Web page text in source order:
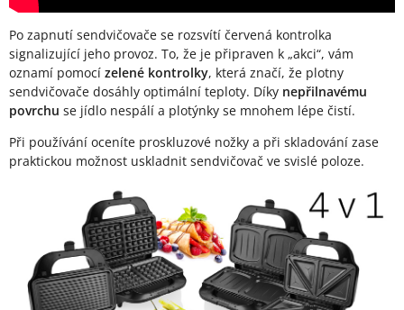
Po zapnutí sendvičovače se rozsvítí červená kontrolka
signalizující jeho provoz. To, že je připraven k „akci“, vám
oznamí pomocí zelené kontrolky, která značí, že plotny
sendvičovače dosáhly optimální teploty. Díky nepřilnavému
povrchu se jídlo nespálí a plotýnky se mnohem lépe čistí.
Při používání oceníte proskluzové nožky a při skladování zase
praktickou možnost uskladnit sendvičovač ve svislé poloze.